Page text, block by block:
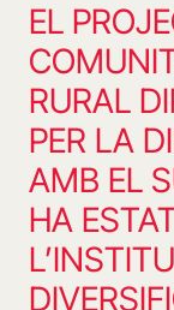
EL
RURAL
PER LA
AMB EL
HA